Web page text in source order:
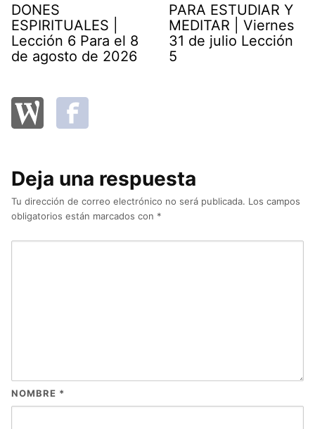
DONES
ESPIRITUALES |
Lección 6 Para el 8
de agosto de 2026
PARA ESTUDIAR Y
MEDITAR | Viernes
31 de julio Lección
5
Deja una respuesta
Tu dirección de correo electrónico no será publicada. Los campos
obligatorios están marcados con *
NOMBRE *